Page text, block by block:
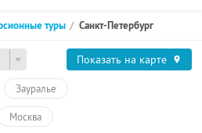
туры Санкт-Петербург
Показать на карте
Зауралье
Москва